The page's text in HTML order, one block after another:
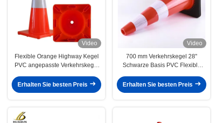
Video
Flexible Orange Highway Kegel
PVC angepasste Verkehrskegel
Erhalten Sie besten Preis
Video
700 mm Verkehrskegel 28"
Schwarze Basis PVC Flexible
Erhalten Sie besten Preis